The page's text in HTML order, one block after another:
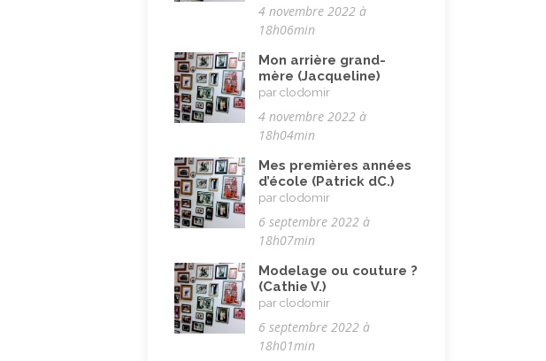
Pandémie Covid 19 (4)
Parents (être)
Religion, valeurs et éthique (33)
Rencontres interculturelles
Rêves (12)
Solidarité (24)
Solitude (8)
Technologie (évolution)
Travail (102)
Vacances (19)
Vie quotidienne (44)
4 novembre 2022 à
18h06min
Mon arrière grand-
mère (Jacqueline)
par clodomir
4 novembre 2022 à
18h04min
Mes premières années
d’école (Patrick dC.)
par clodomir
6 septembre 2022 à
18h07min
Modelage ou couture ?
(Cathie V.)
par clodomir
6 septembre 2022 à
18h01min